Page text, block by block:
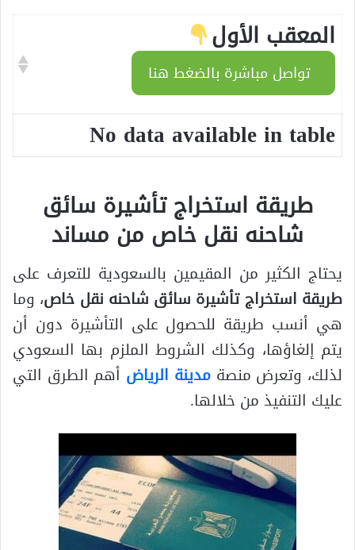
المعقب الأول
تواصل مباشرة بالضغط هنا
No data available in table
طريقة استخراج تأشيرة سائق
شاحنه نقل خاص من مساند
يحتاج الكثير من المقيمين بالسعودية للتعرف على
طريقة استخراج تأشيرة سائق شاحنه نقل خاص، وما
هي أنسب طريقة للحصول على التأشيرة دون أن
يتم إلغاؤها، وكذلك الشروط الملزم بها السعودي
لذلك، وتعرض منصةمدينة الرياض أهم الطرق التي
عليك التنفيذ من خلالها.